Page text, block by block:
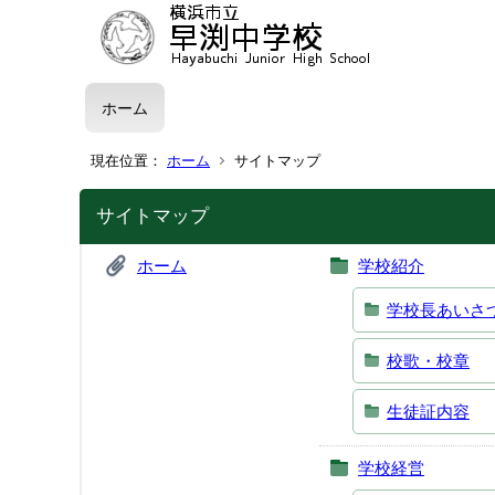
ホーム
現在位置： ホーム サイトマップ
サイトマップ
ホーム 学校紹介
学校長あいさ
校歌・校章
生徒証内容
学校経営